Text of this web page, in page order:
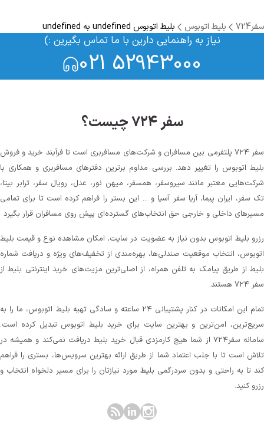
سفر724 بلیط اتوبوس بلیط اتوبوس undefined به undefined
نیاز به راهنمایی دارین با ما تماس بگیرین :)
021 52943000
سفر ۷۲۴ چیست؟
سفر ۷۲۴ پلتفرمی بین مسافران و شرکت‌های مسافربری است تا فرآیند خرید و فروش
بلیط اتوبوس را تغییر دهد. بررسی مداوم برترین دفترهای مسافربری و همکاری با
شرکت‌هایی معتبر مانند سیروسفر، همسفر، میهن‌ نور، عدل، رویال سفر، ترابر بیتا،
تک سفر، ایران پیما، آریا سفر آسیا و ... این بستر را فراهم کرده است تا برای تمامی
مسیرهای داخلی و خارجی حق انتخاب‌های گسترده‌ای پیش روی مسافران قرار بگیرد
رزرو بلیط اتوبوس بدون نیاز به عضویت در سایت، امکان مشاهده نوع و قیمت بلیط
اتوبوس، انتخاب موقعیت صندلی‌ها، بهره‌مندی از تخفیف‌های ویژه و دریافت شماره‌
بلیط از طریق پیامک به تلفن همراه، از اصلی‌ترین مزیت‌های خرید اینترنتی بلیط از
سفر ۷۲۴ هستند.
تمام این امکانات در کنار پشتیبانی‌ ۲۴ ساعته و سادگی تهیه بلیط اتوبوس، ما را به
سریع‌ترین، امن‌ترین و بهترین سایت برای خرید بلیط اتوبوس تبدیل کرده است.
سامانه سفر۷۲۴ از شما هیچ کارمزدی قبال خرید بلیط دریافت نمی‌کند و همیشه در
تلاش است تا با جلب اعتماد شما از طریق ارائه بهترین سرویس‌ها، بستری را فراهم
کند تا به راحتی و بدون سردرگمی بلیط مورد نیازتان را برای مسیر دلخواه انتخاب و
رزرو کنید.